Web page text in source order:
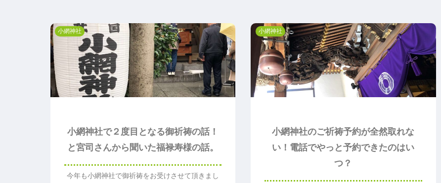
小網神社
小網神社で２度目となる御祈祷の話！
と宮司さんから聞いた福禄寿様の話。
今年も小網神社で御祈祷をお受けさせて頂きまし
小網神社
小網神社のご祈祷予約が全然取れな
い！電話でやっと予約できたのはい
つ？